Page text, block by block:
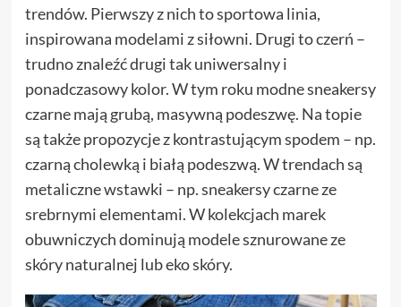
trendów. Pierwszy z nich to sportowa linia,
inspirowana modelami z siłowni. Drugi to czerń –
trudno znaleźć drugi tak uniwersalny i
ponadczasowy kolor. W tym roku modne sneakersy
czarne mają grubą, masywną podeszwę. Na topie
są także propozycje z kontrastującym spodem – np.
czarną cholewką i białą podeszwą. W trendach są
metaliczne wstawki – np. sneakersy czarne ze
srebrnymi elementami. W kolekcjach marek
obuwniczych dominują modele sznurowane ze
skóry naturalnej lub eko skóry.